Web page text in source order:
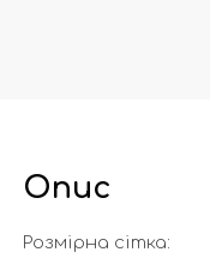
Опис
Розмірна сітка: